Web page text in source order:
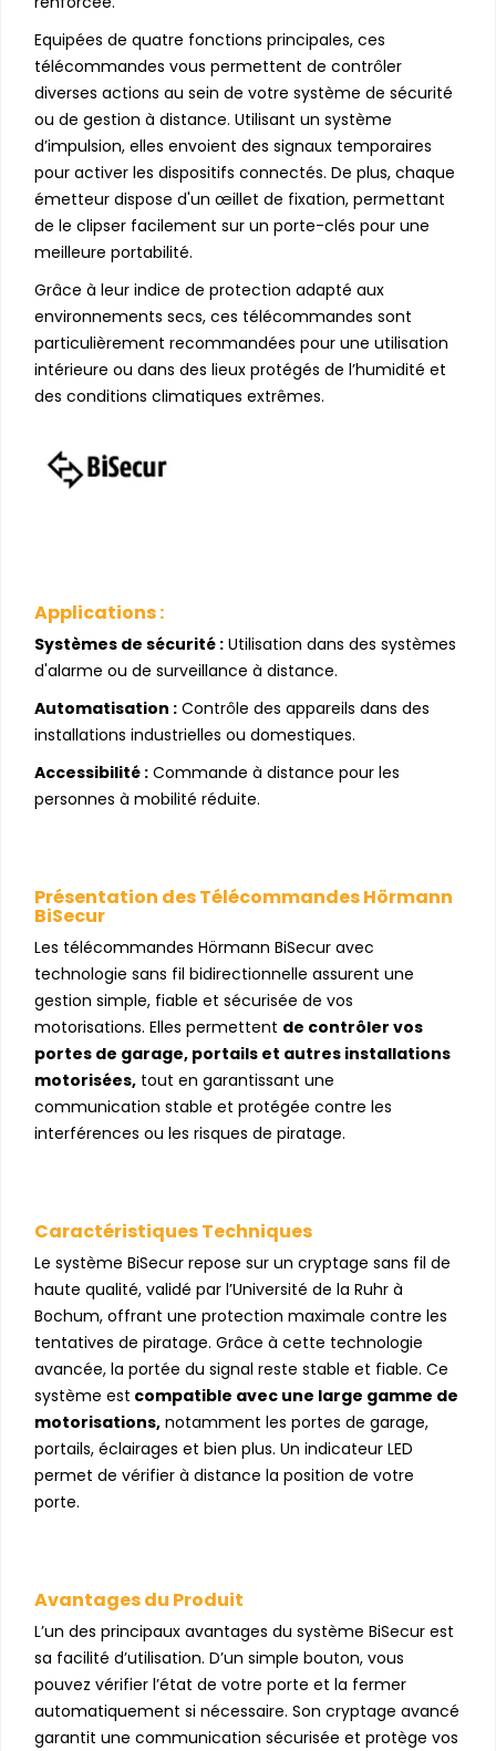
Equipées de quatre fonctions principales, ces
télécommandes vous permettent de contrôler
diverses actions au sein de votre système de sécurité
ou de gestion à distance. Utilisant un système
d’impulsion, elles envoient des signaux temporaires
pour activer les dispositifs connectés. De plus, chaque
émetteur dispose d'un œillet de fixation, permettant
de le clipser facilement sur un porte-clés pour une
meilleure portabilité.
Grâce à leur indice de protection adapté aux
environnements secs, ces télécommandes sont
particulièrement recommandées pour une utilisation
intérieure ou dans des lieux protégés de l’humidité et
des conditions climatiques extrêmes.
Applications :
Systèmes de sécurité : Utilisation dans des systèmes
d'alarme ou de surveillance à distance.
Automatisation : Contrôle des appareils dans des
installations industrielles ou domestiques.
Accessibilité : Commande à distance pour les
personnes à mobilité réduite.
Présentation des Télécommandes Hörmann
BiSecur
Les télécommandes Hörmann BiSecur avec
technologie sans fil bidirectionnelle assurent une
gestion simple, fiable et sécurisée de vos
motorisations. Elles permettent de contrôler vos
portes de garage, portails et autres installations
motorisées, tout en garantissant une
communication stable et protégée contre les
interférences ou les risques de piratage.
Caractéristiques Techniques
Le système BiSecur repose sur un cryptage sans fil de
haute qualité, validé par l’Université de la Ruhr à
Bochum, offrant une protection maximale contre les
tentatives de piratage. Grâce à cette technologie
avancée, la portée du signal reste stable et fiable. Ce
système est compatible avec une large gamme de
motorisations, notamment les portes de garage,
portails, éclairages et bien plus. Un indicateur LED
permet de vérifier à distance la position de votre
porte.
Avantages du Produit
L’un des principaux avantages du système BiSecur est
sa facilité d’utilisation. D’un simple bouton, vous
pouvez vérifier l’état de votre porte et la fermer
automatiquement si nécessaire. Son cryptage avancé
garantit une communication sécurisée et protège vos